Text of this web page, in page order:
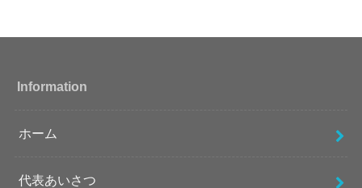
Information
ホーム
代表あいさつ